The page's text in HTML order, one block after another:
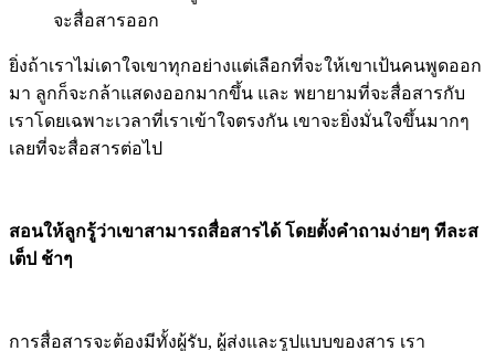
พ่อแม่ต้องลดความรู้ใจลูกลงบ้าง เพื่อให้ลูกรู้จักสื่อสารออกมา
เมื่อวัย 6 เดือนแรก การสื่อสารของลูกคือการร้องไห้ เรา
ต้องตอบสนองเค้า ดูแลอย่างใกล้ชิด แต่พอลูกเริ่มรู้เรื่อง
รูปแบบการร้องไห้ การสื่อสารของเขาจะหลากหลายขึ้น
เราต้องลดความ “รู้ใจ” ลง บางครั้งเราทำให้เขาก่อนที่เขา
จะสื่อสารออก
มา ลูกก็จะกล้าแสดงออกมากขึ้น และ พยายามที่จะสื่อสารกับ